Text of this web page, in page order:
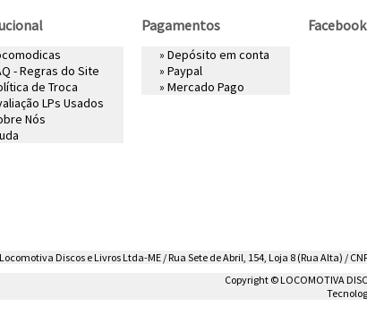
- Regras do Site
de Troca
LPs Usados
Nós
Pagamentos
» Depósito em conta
» Paypal
» Mercado Pago
Facebook
Locomotiva Discos e Livros Ltda-ME / Rua Sete de Abril, 154, Loja 8 (Rua Alta) /
Copyright © LOCOMOTIVA